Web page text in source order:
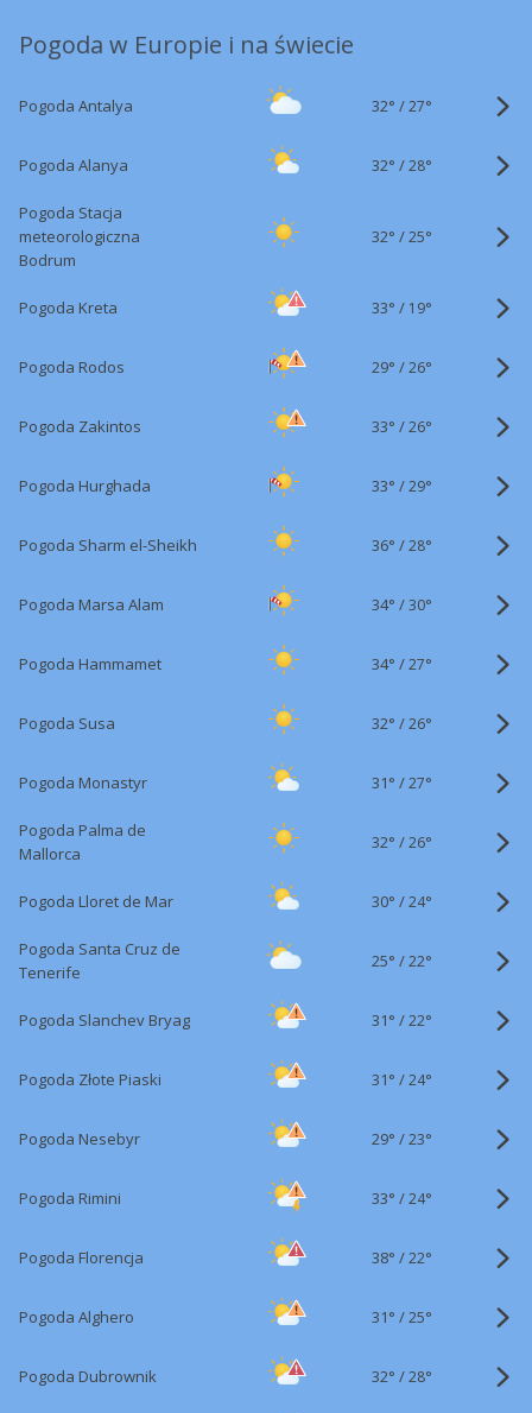
Pogoda w Europie i na świecie
Pogoda Antalya 32° /27°
Pogoda Alanya 32° /28°
Pogoda Stacja
meteorologiczna
Bodrum
32° /25°
Pogoda Kreta 33° / 19°
Pogoda Rodos 29° /26°
Pogoda Zakintos 33° /26°
Pogoda Hurghada 33° /29°
Pogoda Sharm el-Sheikh 36° /28°
Pogoda Marsa Alam 34° /30°
Pogoda Hammamet 34° /27°
Pogoda Susa 32° /26°
Pogoda Monastyr 31° /27°
Pogoda Palma de
Mallorca
32° /26°
Pogoda Lloret de Mar 30° /24°
Pogoda Santa Cruz de
Tenerife
25° /22°
Pogoda Slanchev Bryag 31° /22°
Pogoda Złote Piaski 31° /24°
Pogoda Nesebyr 29° /23°
Pogoda Rimini 33° /24°
Pogoda Florencja 38° /22°
Pogoda Alghero 31° /25°
Pogoda Dubrownik 32° /28°